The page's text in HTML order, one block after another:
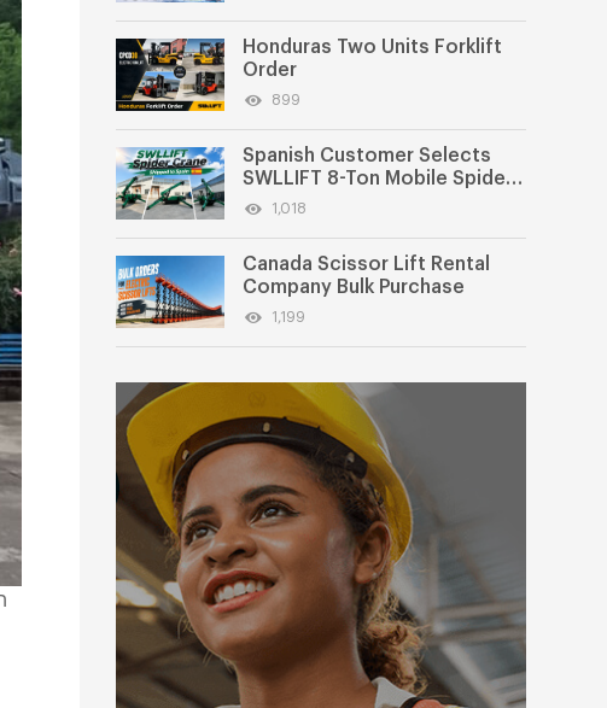
Honduras Two Units Forklift
Order
899
Spanish Customer Selects
SWLLIFT 8-Ton Mobile Spider
Crane
1,018
Canada Scissor Lift Rental
Company Bulk Purchase
1,199